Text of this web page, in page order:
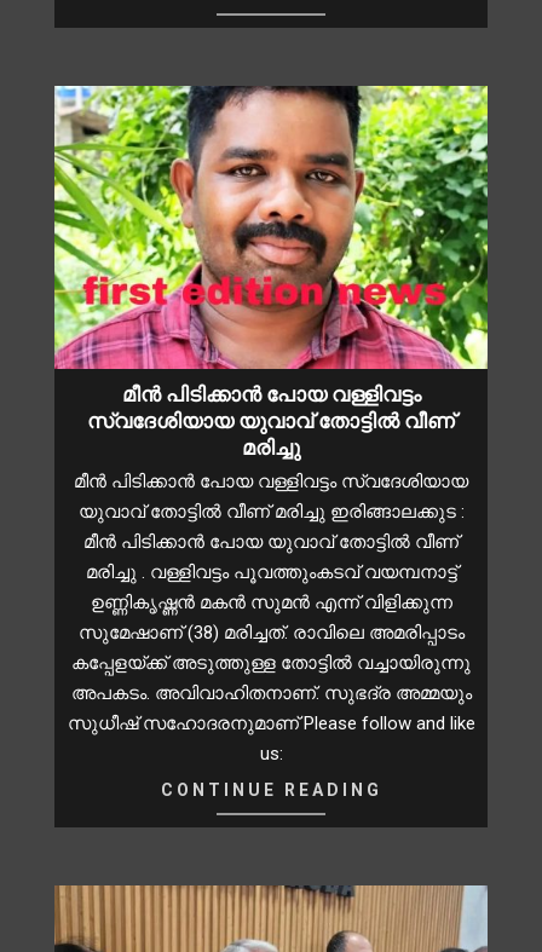
മീൻ പിടിക്കാൻ പോയ വള്ളിവട്ടം
സ്വദേശിയായ യുവാവ് തോട്ടിൽ വീണ്
മരിച്ചു
മീൻ പിടിക്കാൻ പോയ വള്ളിവട്ടം സ്വദേശിയായ
യുവാവ് തോട്ടിൽ വീണ് മരിച്ചു ഇരിങ്ങാലക്കുട :
മീൻ പിടിക്കാൻ പോയ യുവാവ് തോട്ടിൽ വീണ്
മരിച്ചു . വള്ളിവട്ടം പൂവത്തുംകടവ് വയമ്പനാട്ട്
ഉണ്ണികൃഷ്ണൻ മകൻ സുമൻ എന്ന് വിളിക്കുന്ന
സുമേഷാണ് (38) മരിച്ചത്. രാവിലെ അമരിപ്പാടം
കപ്പേളയ്ക്ക് അടുത്തുള്ള തോട്ടിൽ വച്ചായിരുന്നു
അപകടം. അവിവാഹിതനാണ്. സുഭദ്ര അമ്മയും
സുധീഷ് സഹോദരനുമാണ് Please follow and like
us:
CONTINUE READING